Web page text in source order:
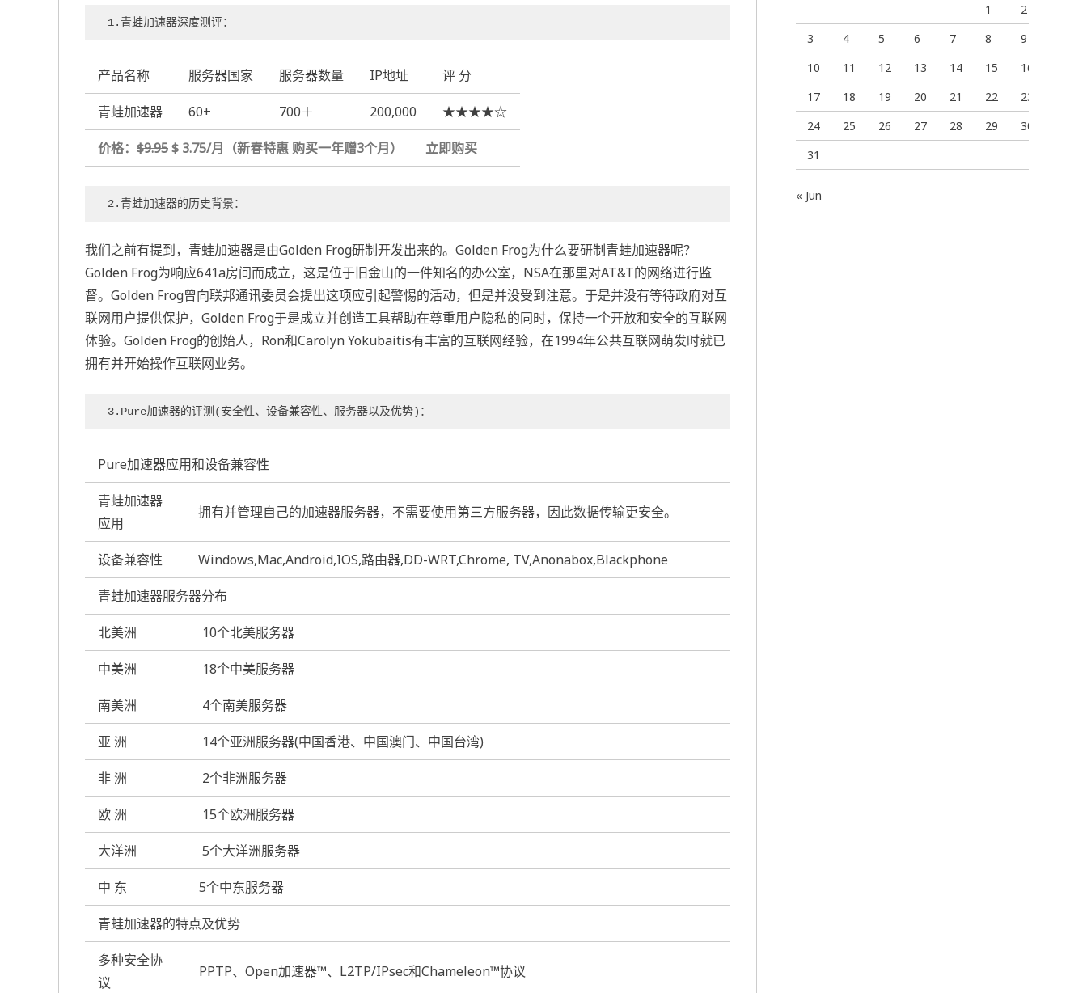
1.青蛙加速器深度测评：
产品名称 服务器国家 服务器数量 IP地址 评 分
青蛙加速器 60+ 700＋ 200,000 ★★★★☆
价格： $9.95$ 3.75/月（新春特惠 购买一年赠3个月） 立即购买
2.青蛙加速器的历史背景：
我们之前有提到，青蛙加速器是由Golden Frog研制开发出来的。Golden Frog为什么要研制青蛙加速器呢？
Golden Frog为响应641a房间而成立，这是位于旧金山的一件知名的办公室，NSA在那里对AT&T的网络进行监
督。Golden Frog曾向联邦通讯委员会提出这项应引起警惕的活动，但是并没受到注意。于是并没有等待政府对互
联网用户提供保护，Golden Frog于是成立并创造工具帮助在尊重用户隐私的同时，保持一个开放和安全的互联网
体验。Golden Frog的创始人，Ron和Carolyn Yokubaitis有丰富的互联网经验，在1994年公共互联网萌发时就已
拥有并开始操作互联网业务。
3.Pure加速器的评测(安全性、设备兼容性、服务器以及优势)：
Pure加速器应用和设备兼容性
青蛙加速器
应用
拥有并管理自己的加速器服务器，不需要使用第三方服务器，因此数据传输更安全。
设备兼容性 Windows,Mac,Android,IOS,路由器,DD-WRT,Chrome, TV,Anonabox,Blackphone
青蛙加速器服务器分布
北美洲 10个北美服务器
中美洲 18个中美服务器
南美洲 4个南美服务器
亚 洲 14个亚洲服务器(中国香港、中国澳门、中国台湾)
非 洲 2个非洲服务器
欧 洲 15个欧洲服务器
大洋洲 5个大洋洲服务器
中 东 5个中东服务器
青蛙加速器的特点及优势
多种安全协
议
PPTP、Open加速器™、L2TP/IPsec和Chameleon™协议
1
2
3
4 5 6 7 8
9
10
11 12 13 14 15
16
17
18 19 20 21 22
23
24
25 26 27 28 29
30
31
« Jun